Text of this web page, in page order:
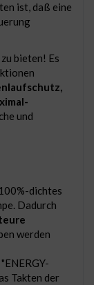
ist, daß eine
bieten! Es
und
dichtes
Dadurch
werden
Takten der